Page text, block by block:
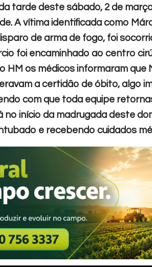
tarde deste sábado, 2 de
A vítima identificada como
de arma de fogo, foi
foi encaminhado ao centro
HM os médicos informaram que
a certidão de óbito, algo
com que toda equipe
no início da madrugada deste
e recebendo cuidados